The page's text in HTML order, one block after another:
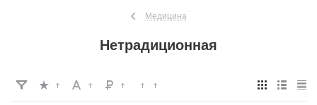
Медицина
Нетрадиционная